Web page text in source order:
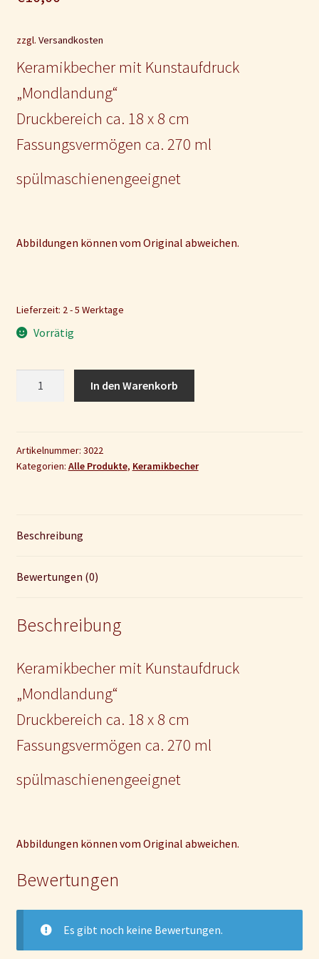
Mein Konto
zzgl. Versandkosten
Keramikbecher mit Kunstaufdruck
„Mondlandung“
Druckbereich ca. 18 x 8 cm
Fassungsvermögen ca. 270 ml
spülmaschienengeeignet
Abbildungen können vom Original abweichen.
Lieferzeit: 2 - 5 Werktage
Vorrätig
In den Warenkorb
Artikelnummer: 3022
Kategorien: Alle Produkte, Keramikbecher
Beschreibung
Bewertungen (0)
Beschreibung
Keramikbecher mit Kunstaufdruck
„Mondlandung“
Druckbereich ca. 18 x 8 cm
Fassungsvermögen ca. 270 ml
spülmaschienengeeignet
Abbildungen können vom Original abweichen.
Bewertungen
Es gibt noch keine Bewertungen.